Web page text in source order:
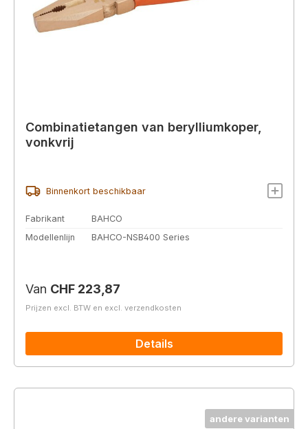
Combinatietangen van berylliumkoper,
vonkvrij
Binnenkort beschikbaar
Fabrikant
BAHCO
Modellenlijn
BAHCO-NSB400 Series
Normale prijs:
Van CHF 223,87
Prijzen excl. BTW en excl. verzendkosten
Details
andere varianten